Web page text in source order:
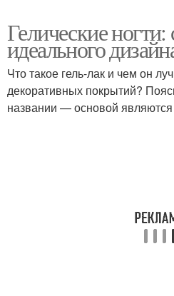
Гелический лак
Гелические лаки
Гелические ногти:
идеального
Что такое гель-лак и чем он
декоративных покрытий?
названии — основой